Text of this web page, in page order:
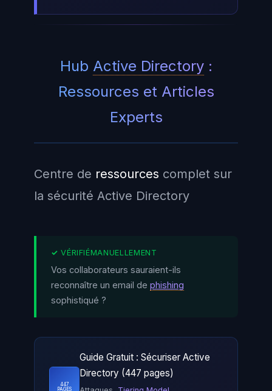
Hub Active Directory:
Ressources et Articles
Experts
Centre de ressources complet sur
la sécurité Active Directory
Vos collaborateurs sauraient-ils
reconnaître un email de phishing
sophistiqué ?
447
PAGES
Guide Gratuit : Sécuriser Active
Directory (447 pages)